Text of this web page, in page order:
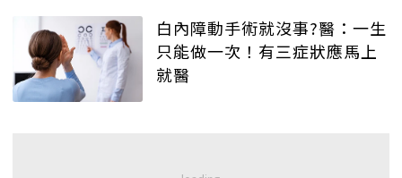
白內障動手術就沒事?醫：一生
只能做一次！有三症狀應馬上
就醫